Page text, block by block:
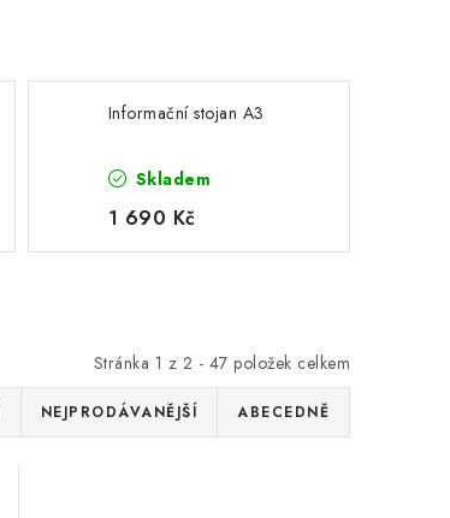
Informační stojan A3
Skladem
1 690 Kč
Stránka 1 z 2 - 47 položek celkem
NEJPRODÁVANĚJŠÍ ABECEDNĚ